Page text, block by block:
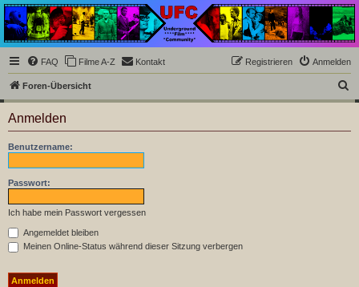
Underground Film
Community
Die Underground Film Community ist ein deutschsprachiges Filmforum und ein Paradies
für Cineasten und Filmsüchtige jenseits des Mainstreams.
FAQ Filme A-Z Kontakt Anmelden
Registrieren
Foren-Übersicht
u
Anmelden
Benutzername:
Passwort:
Ich habe mein Passwort vergessen
Angemeldet bleiben
Meinen Online-Status während dieser Sitzung verbergen